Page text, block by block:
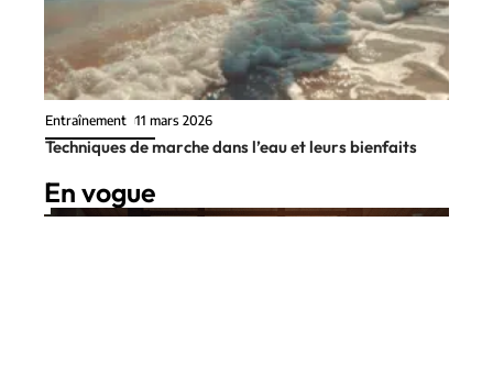
Entraînement 11 mars 2026
Techniques de marche dans l’eau et leurs bienfaits
En vogue